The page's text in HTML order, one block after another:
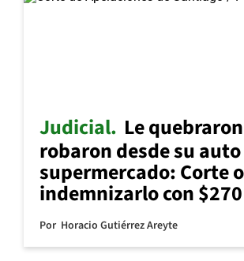
Judicial Le
robaron desde su
supermercado: Corte
indemnizarlo con
Por Horacio Gutiérrez Areyte